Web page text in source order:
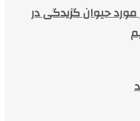
از ۱۸ هزار مورد حیوان گزیدگی در